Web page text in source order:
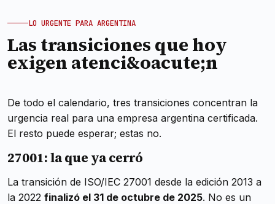
LO URGENTE PARA ARGENTINA
Las transiciones que hoy
exigen atenci&oacute;n
De todo el calendario, tres transiciones concentran la
urgencia real para una empresa argentina certificada.
El resto puede esperar; estas no.
27001: la que ya cerró
La transición de ISO/IEC 27001 desde la edición 2013 a
la 2022 finalizó el 31 de octubre de 2025. No es un